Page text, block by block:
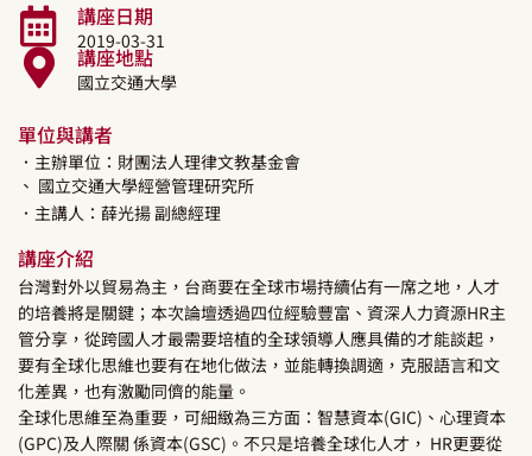
講座日期
2019-03-31
講座地點
國立交通大學
單位與講者
．主辦單位：財團法人理律文教基金會
、 國立交通大學經營管理研究所
．主講人： 薛光揚副總經理
講座介紹
台灣對外以貿易為主，台商要在全球市場持續佔有一席之地，人才
的培養將是關鍵；本次論壇透過四位經驗豐富、資深人力資源HR主
管分享，從跨國人才最需要培植的全球領導人應具備的才能談起，
要有全球化思維也要有在地化做法，並能轉換調適，克服語言和文
化差異，也有激勵同儕的能量。
全球化思維至為重要，可細緻為三方面：智慧資本(GIC)、心理資本
(GPC)及人際關 係資本(GSC)。不只是培養全球化人才， HR更要從